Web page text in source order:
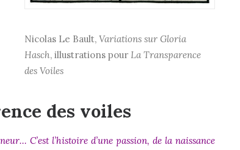
Nicolas Le Bault, Variations sur Gloria
Hasch, illustrations pour La Transparence
des Voiles
des voiles
C’est l’histoire d’une passion, de la naissance